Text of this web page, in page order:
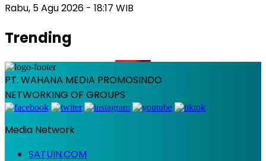
Rabu, 5 Agu 2026 - 18:17 WIB
Trending
PT. WAHANA MEDIA PROMOSINDO
NETWORKING OF GROUPS
Media Network
SATUIN.COM